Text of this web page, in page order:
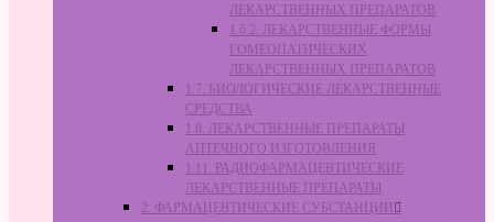
ЛЕКАРСТВЕННЫХ ПРЕПАРАТОВ
1.6.2. ЛЕКАРСТВЕННЫЕ ФОРМЫ
ГОМЕОПАТИЧЕСКИХ
ЛЕКАРСТВЕННЫХ ПРЕПАРАТОВ
1.7. БИОЛОГИЧЕСКИЕ ЛЕКАРСТВЕННЫЕ
СРЕДСТВА
1.8. ЛЕКАРСТВЕННЫЕ ПРЕПАРАТЫ
АПТЕЧНОГО ИЗГОТОВЛЕНИЯ
1.11. РАДИОФАРМАЦЕВТИЧЕСКИЕ
ЛЕКАРСТВЕННЫЕ ПРЕПАРАТЫ
2. ФАРМАЦЕВТИЧЕСКИЕ СУБСТАНЦИИ